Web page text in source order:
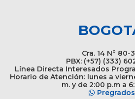
Cra. 14 N° 80-
PBX: (+57) (333)
Línea Directa Interesados
Horario de Atención: lunes a
m. y de 2:00 p.m a
Pregrados